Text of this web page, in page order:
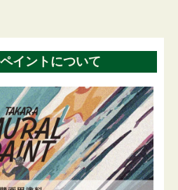
イントについて